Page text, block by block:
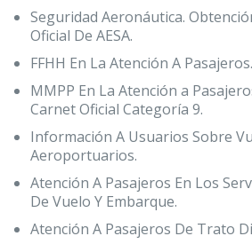
Seguridad Aeronáutica.
Oficial De AESA.
FFHH En La Atención A
MMPP En La Atención a
Carnet Oficial Categoría 9.
Información A Usuarios Sobre
Aeroportuarios.
Atención A Pasajeros En Los
De Vuelo Y Embarque.
Atención A Pasajeros De Trato